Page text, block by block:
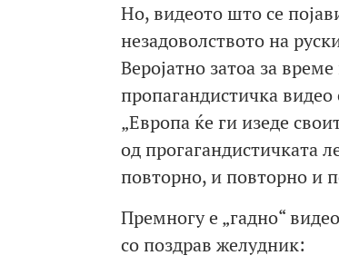
Но, видеото што се
незадоволството на
Веројатно затоа за
пропагандистичка видео
„Европа ќе ги изеде
од прогагандистичката
повторно, и повторно и
Премногу е „гадно“
со поздрав желудник: